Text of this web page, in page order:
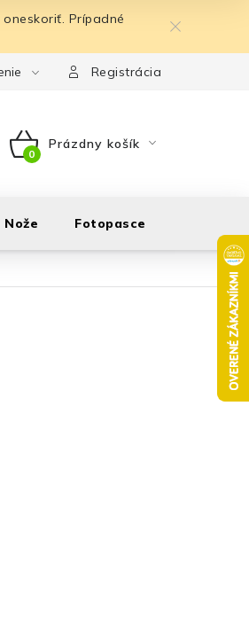
Prípadné
Registrácia
NÁKUPNÝ
Prázdny košík
Nože Fotopasce